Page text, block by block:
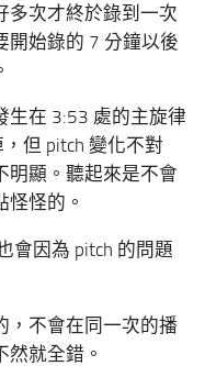
多次才終於錄到一次
開始錄的 7 分鐘以後
生在 3:53 處的主旋律
但 pitch 變化不對
明顯。聽起來是不會
怪的。
會因為 pitch 的問題
，不會在同一次的播
就全錯。